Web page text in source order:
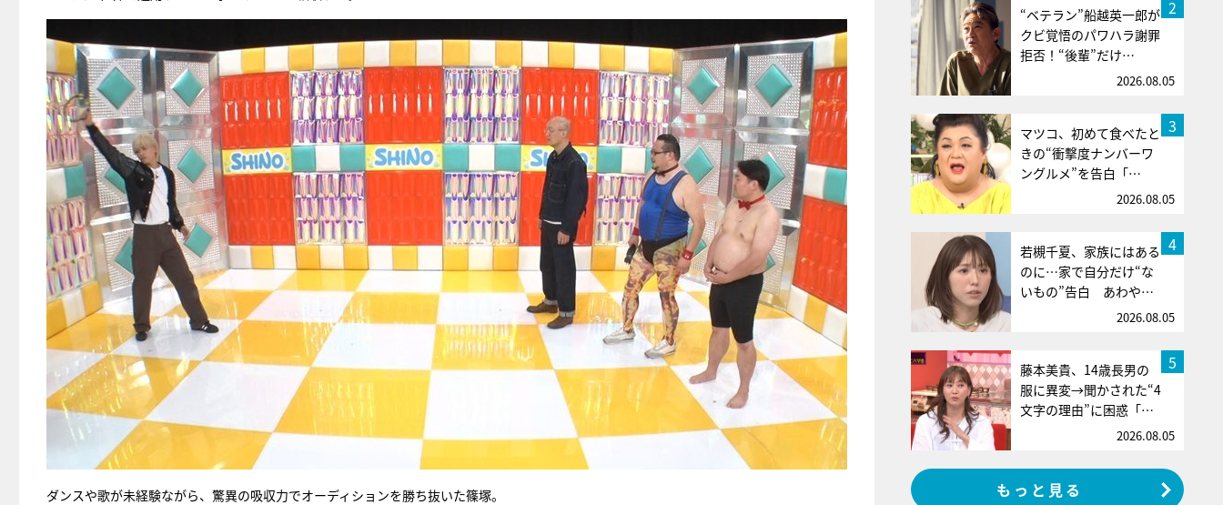
ダンスや歌が未経験ながら、驚異の吸収力でオーディションを勝ち抜いた篠塚。
2
“ベテラン”船越英一郎が
クビ覚悟のパワハラ謝罪
拒否！“後輩”だけ…
2026.08.05
3
マツコ、初めて食べたと
きの“衝撃度ナンバーワ
ングルメ”を告白「…
2026.08.05
4
若槻千夏、家族にはある
のに…家で自分だけ“な
いもの”告白 あわや…
2026.08.05
5
藤本美貴、14歳長男の
服に異変→聞かされた“4
文字の理由”に困惑「…
2026.08.05
もっと見る